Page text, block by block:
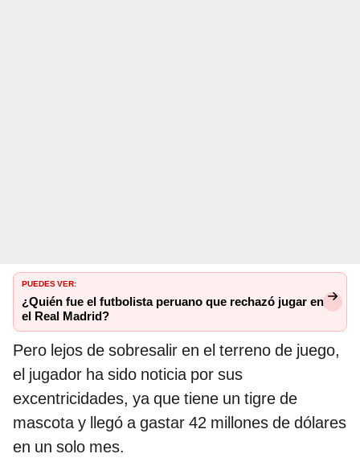
PUEDES VER:
¿Quién fue el futbolista peruano que rechazó jugar en
el Real Madrid?
Pero lejos de sobresalir en el terreno de juego,
el jugador ha sido noticia por sus
excentricidades, ya que tiene un tigre de
mascota y llegó a gastar 42 millones de dólares
en un solo mes.